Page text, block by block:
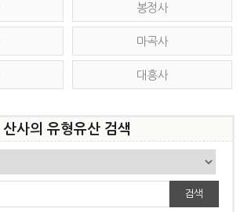
봉정사
마곡사
대흥사
산사의 유형유산 검색
검색